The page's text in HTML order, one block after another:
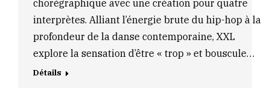
chorégraphique avec une création pour quatre
interprètes. Alliant l’énergie brute du hip-hop à la
profondeur de la danse contemporaine, XXL
explore la sensation d’être « trop » et bouscule…
Détails